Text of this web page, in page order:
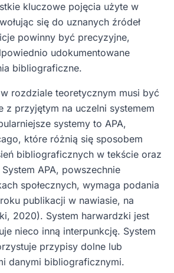
kluczowe pojęcia użyte w
się do uznanych źródeł
powinny być precyzyjne,
udokumentowane
bibliograficzne.
rozdziale teoretycznym musi być
z przyjętym na uczelni systemem
systemy to APA,
które różnią się sposobem
bibliograficznych w tekście oraz
APA, powszechnie
społecznych, wymaga podania
publikacji w nawiasie, na
2020). System harwardzki jest
nieco inną interpunkcję. System
przypisy dolne lub
danymi bibliograficznymi.